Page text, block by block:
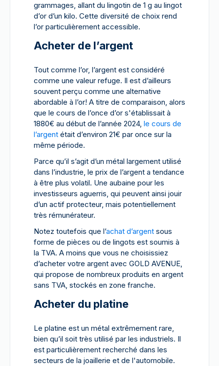
grammages, allant du lingotin de 1 g au lingot
d’or d’un kilo. Cette diversité de choix rend
l’or particulièrement accessible.
Acheter de l’argent
Tout comme l’or, l’argent est considéré
comme une valeur refuge. Il est d’ailleurs
souvent perçu comme une alternative
abordable à l’or! A titre de comparaison, alors
que le cours de l’once d’or s'établissait à
1880€ au début de l’année 2024, le cours de
l’argent était d’environ 21€ par once sur la
même période.
Parce qu’il s’agit d’un métal largement utilisé
dans l’industrie, le prix de l’argent a tendance
à être plus volatil. Une aubaine pour les
investisseurs aguerris, qui peuvent ainsi jouir
d’un actif protecteur, mais potentiellement
très rémunérateur.
Notez toutefois que l’achat d’argent sous
forme de pièces ou de lingots est soumis à
la TVA. A moins que vous ne choisissiez
d’acheter votre argent avec GOLD AVENUE,
qui propose de nombreux produits en argent
sans TVA, stockés en zone franche.
Acheter du platine
Le platine est un métal extrêmement rare,
bien qu’il soit très utilisé par les industriels. Il
est particulièrement recherché dans les
secteurs de la joaillerie et de l'automobile.